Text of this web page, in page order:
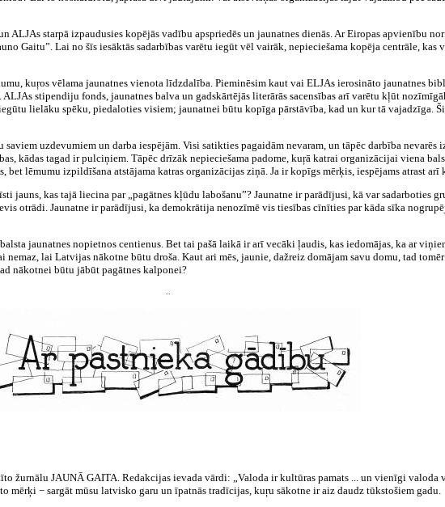
starpā izpaudusies kopējās vadību apspriedēs un jaunatnes dienās. Ar Eiropas apvienību
Gaitu”. Lai no šīs iesāktās sadarbības varētu iegūt vēl vairāk, nepieciešama kopēja centrāle, kas
kuŗos vēlama jaunatnes vienota līdzdalība. Pieminēsim kaut vai ELJAs ierosināto jaunatnes
stipendiju fonds, jaunatnes balva un gadskārtējās literārās sacensības arī varētu kļūt
lielāku spēku, piedaloties visiem; jaunatnei būtu kopīga pārstāvība, kad un kur tā vajadzīga.
uzdevumiem un darba iespējām. Visi satikties pagaidām nevaram, un tāpēc darbība nevarēs
kādas tagad ir pulciņiem. Tāpēc drīzāk nepieciešama padome, kuŗā katrai organizācijai viena
bet lēmumu izpildīšana atstājama katras organizācijas ziņā. Ja ir kopīgs mērķis, iespējams atrast arī
jauns, kas tajā liecina par „pagātnes kļūdu labošanu”? Jaunatne ir parādījusi, kā var sadarboties
otrādi. Jaunatne ir parādījusi, ka demokrātija nenozīmē vis tiesības cīnīties par kāda sīka
jaunatnes nopietnos centienus. Bet tai pašā laikā ir arī vecāki ļaudis, kas iedomājas, ka ar
lai Latvijas nākotne būtu droša. Kaut ari mēs, jaunie, dažreiz domājam savu domu, tad
nākotnei būtu jābūt pagātnes kalponei?
žurnālu JAUNĀ GAITA. Redakcijas ievada vārdi: „Valoda ir kultūras pamats ... un vienīgi valoda
mērķi − sargāt mūsu latvisko garu un īpatnās tradīcijas, kuŗu sākotne ir aiz daudz tūkstošiem gadu.